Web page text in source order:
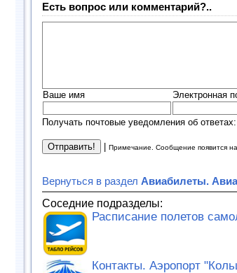
Есть вопрос или комментарий?..
Ваше имя Электронная
Получать почтовые уведомления об ответах:
| Примечание. Сообщение появится
Вернуться в раздел Авиабилеты.
Соседние подразделы:
Расписание полетов
Контакты. Аэропорт